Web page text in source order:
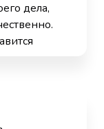
дела,